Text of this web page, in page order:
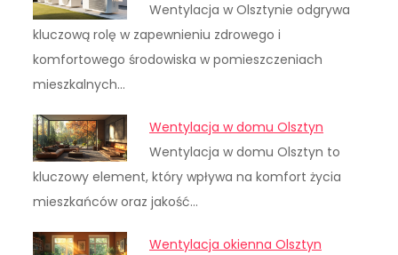
Wentylacja w Olsztynie odgrywa
kluczową rolę w zapewnieniu zdrowego i
komfortowego środowiska w pomieszczeniach
mieszkalnych…
Wentylacja w domu Olsztyn
Wentylacja w domu Olsztyn to
kluczowy element, który wpływa na komfort życia
mieszkańców oraz jakość…
Wentylacja okienna Olsztyn